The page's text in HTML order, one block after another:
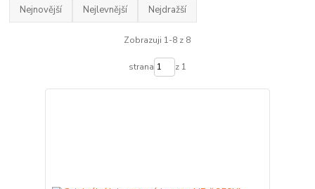
Nejnovější Nejlevnější Nejdražší
Zobrazuji 1-8 z 8
strana z 1